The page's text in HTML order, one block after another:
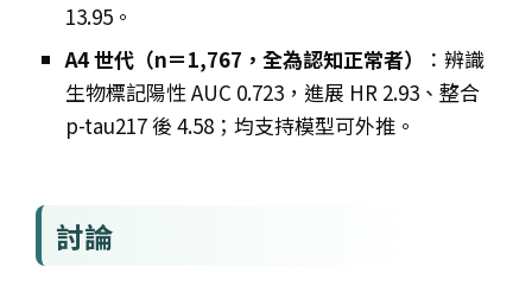
13.95。
A4 世代（n＝1,767，全為認知正常者）
：辨識
生物標記陽性 AUC 0.723，進展 HR 2.93、整合
p-tau217 後 4.58；均支持模型可外推。
討論